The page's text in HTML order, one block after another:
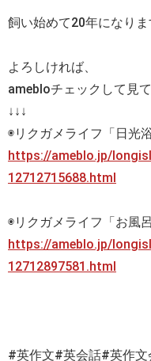
飼い始めて20年になりま
よろしければ、
amebloチェックして見
↓↓↓
◉リクガメライフ「日光
https://ameblo.jp/
12712715688.html
◉リクガメライフ「お風
https://ameblo.jp/
12712897581.html
#英作文#英会話#英作文